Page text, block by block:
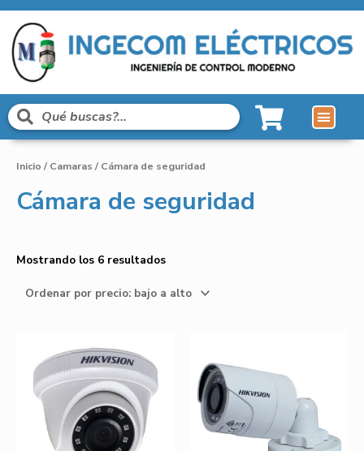
Inicio / Camaras / Cámara de seguridad
Cámara de seguridad
Mostrando los 6 resultados